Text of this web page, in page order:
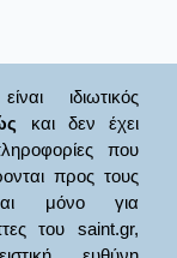
ιδιωτικός
και δεν έχει
που
προς τους
μόνο για
του saint.gr,